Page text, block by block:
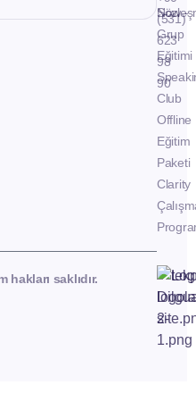
Now -
Grup
Eğitimi
Club
Offline
Eğitim
Paketi
Clarity
(531)
623
98
90
hakları saklıdır.